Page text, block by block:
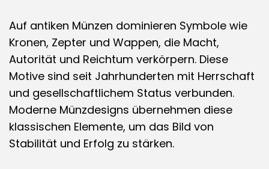
Auf antiken Münzen dominieren Symbole wie
Kronen, Zepter und Wappen, die Macht,
Autorität und Reichtum verkörpern. Diese
Motive sind seit Jahrhunderten mit Herrschaft
und gesellschaftlichem Status verbunden.
Moderne Münzdesigns übernehmen diese
klassischen Elemente, um das Bild von
Stabilität und Erfolg zu stärken.